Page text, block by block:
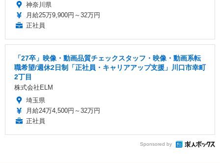
神奈川県
月給25万9,900円～32万円
正社員
「27卒」映像・動画品質チェックスタッフ・映像・動画系転
職希望/週休2日制「正社員・キャリアアップ支援」川口市幸町
2丁目
株式会社ELM
埼玉県
月給24万4,500円～32万円
正社員
Sponsored by